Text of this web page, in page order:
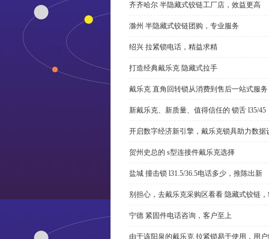
齐齐哈尔 半隐藏式铰链工厂店，效益更高
滁州 半隐藏式铰链团购，专业服务
绍兴 拉紧锁电话，精益求精
打造经典戴乐克 隐藏式拉手
戴乐克 直角回转锁从消费到售后一站式服务
新戴乐克、新质量、值得信任的 锁舌 l35/45
开启数字经济新引擎，戴乐克锁具助力数据
贺州史总的 s型连接件戴乐克选择
盐城 撞击锁 l31.5/36.5电话多少，推陈出新
别担心，去戴乐克采购区看看 隐藏式铰链
宁德 紧固件电话咨询，客户至上
由于该阳泉的戴乐克 拉紧锁易于使用，用